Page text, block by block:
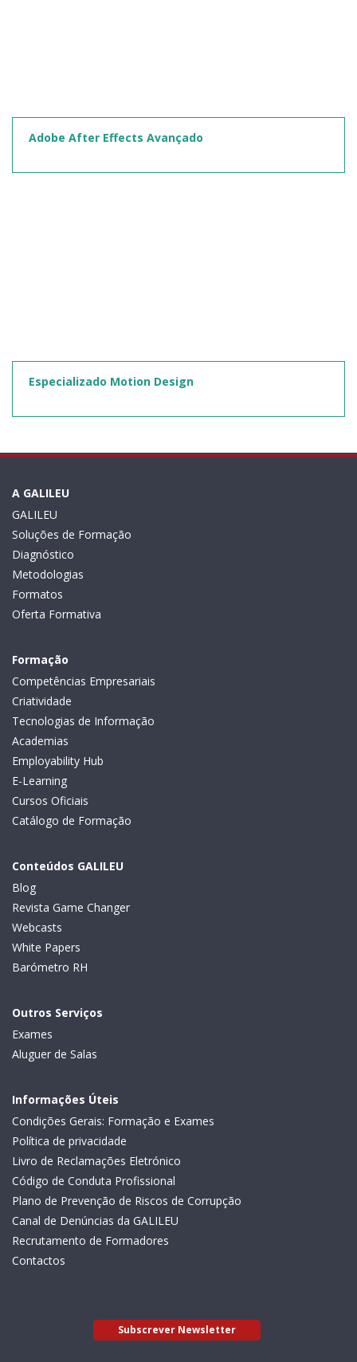
Adobe After Effects Avançado
Especializado Motion Design
A GALILEU
GALILEU
Soluções de Formação
Diagnóstico
Metodologias
Formatos
Oferta Formativa
Formação
Competências Empresariais
Criatividade
Tecnologias de Informação
Academias
Employability Hub
E-Learning
Cursos Oficiais
Catálogo de Formação
Conteúdos GALILEU
Blog
Revista Game Changer
Webcasts
White Papers
Barómetro RH
Outros Serviços
Exames
Aluguer de Salas
Informações Úteis
Condições Gerais: Formação e Exames
Política de privacidade
Livro de Reclamações Eletrónico
Código de Conduta Profissional
Plano de Prevenção de Riscos de Corrupção
Canal de Denúncias da GALILEU
Recrutamento de Formadores
Contactos
Subscrever Newsletter